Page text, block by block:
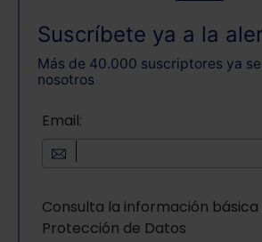
Suscríbete ya a la
Más de 40.000 suscriptores ya
nosotros
Email:
Consulta la información
Protección de Datos